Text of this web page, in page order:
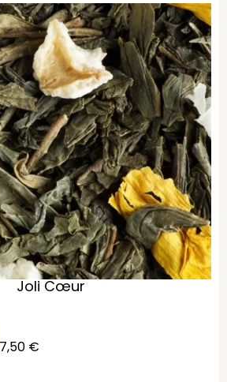
Joli Cœur
7,50 €